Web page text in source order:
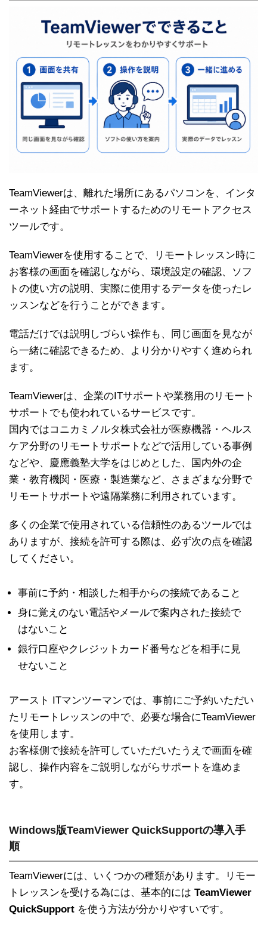
TeamViewerは、離れた場所にあるパソコンを、インタ
ーネット経由でサポートするためのリモートアクセス
ツールです。
TeamViewerを使用することで、リモートレッスン時に
お客様の画面を確認しながら、環境設定の確認、ソフ
トの使い方の説明、実際に使用するデータを使ったレ
ッスンなどを行うことができます。
電話だけでは説明しづらい操作も、同じ画面を見なが
ら一緒に確認できるため、より分かりやすく進められ
ます。
TeamViewerは、企業のITサポートや業務用のリモート
サポートでも使われているサービスです。
国内ではコニカミノルタ株式会社が医療機器・ヘルス
ケア分野のリモートサポートなどで活用している事例
などや、慶應義塾大学をはじめとした、国内外の企
業・教育機関・医療・製造業など、さまざまな分野で
リモートサポートや遠隔業務に利用されています。
多くの企業で使用されている信頼性のあるツールでは
ありますが、接続を許可する際は、必ず次の点を確認
してください。
事前に予約・相談した相手からの接続であること
身に覚えのない電話やメールで案内された接続で
はないこと
銀行口座やクレジットカード番号などを相手に見
せないこと
アースト ITマンツーマンでは、事前にご予約いただい
たリモートレッスンの中で、必要な場合にTeamViewer
を使用します。
お客様側で接続を許可していただいたうえで画面を確
認し、操作内容をご説明しながらサポートを進めま
す。
Windows版TeamViewer QuickSupportの導入手
順
TeamViewerには、いくつかの種類があります。リモー
トレッスンを受ける為には、基本的には TeamViewer
QuickSupport を使う方法が分かりやすいです。